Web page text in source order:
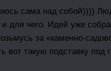
сама над собой))))
чего. Идей уже
за «каменно-
такую подставку под